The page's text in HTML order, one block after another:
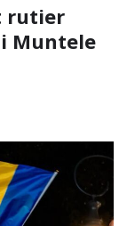
rutier
Muntele